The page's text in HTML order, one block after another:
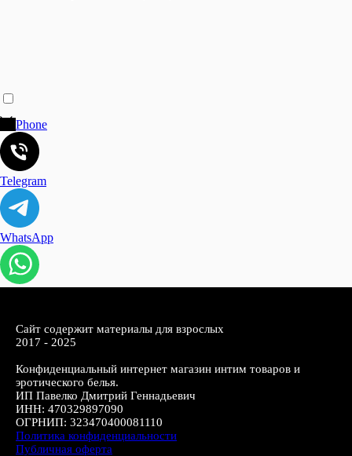
Phone
Telegram
WhatsApp
Сайт содержит материалы для взрослых
2017 - 2025
Конфиденциальный интернет магазин интим товаров и
эротического белья.
ИП Павелко Дмитрий Геннадьевич
ИНН: 470329897090
ОГРНИП: 323470400081110
Политика конфиденциальности
Публичная оферта